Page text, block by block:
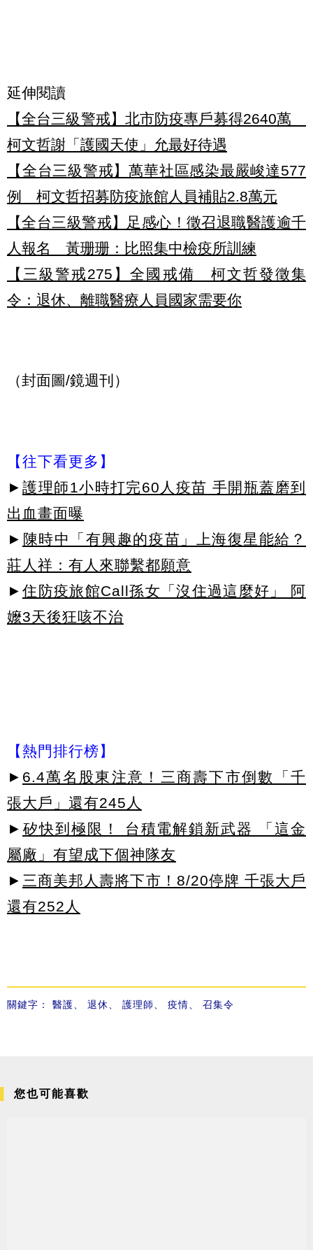
延伸閱讀
【全台三級警戒】北市防疫專戶募得2640萬
柯文哲謝「護國天使」允最好待遇
【全台三級警戒】萬華社區感染最嚴峻達577
例 柯文哲招募防疫旅館人員補貼2.8萬元
【全台三級警戒】足感心！徵召退職醫護逾千
人報名 黃珊珊：比照集中檢疫所訓練
【三級警戒275】全國戒備 柯文哲發徵集
令：退休、離職醫療人員國家需要你
（封面圖/鏡週刊）
【往下看更多】
► 護理師1小時打完60人疫苗 手開瓶蓋磨到
出血畫面曝
► 陳時中「有興趣的疫苗」上海復星能給？
莊人祥：有人來聯繫都願意
► 住防疫旅館Call孫女「沒住過這麼好」 阿
嬤3天後狂咳不治
【熱門排行榜】
► 6.4萬名股東注意！三商壽下市倒數「千
張大戶」還有245人
► 矽快到極限！ 台積電解鎖新武器 「這金
屬廠」有望成下個神隊友
► 三商美邦人壽將下市！8/20停牌 千張大戶
還有252人
關鍵字： 醫護 退休 護理師 疫情 召集令
您也可能喜歡